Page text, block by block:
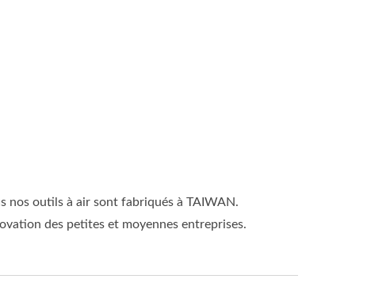
nos outils à air sont fabriqués à TAIWAN.
des petites et moyennes entreprises.